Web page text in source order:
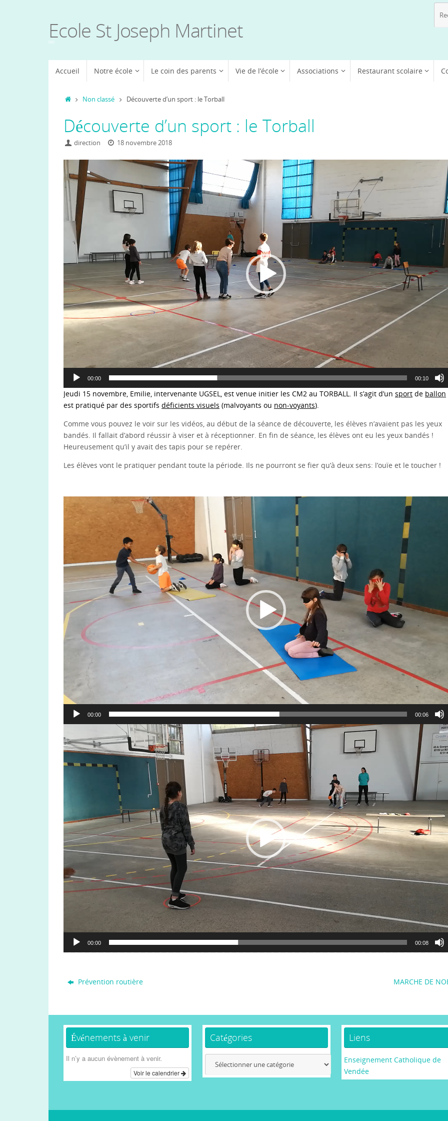
Ecole St Joseph Martinet
auAccueil Notre école Le coin des parents Vie de l’école Associations Restaurant scolaire
AccueilNon classé Découverte d’un sport : le Torball
Découverte d’un sport : le Torball
direction 18 novembre 2018
Lecteur
vidéo
00:00 00:10
Jeudi 15 novembre, Emilie, intervenante UGSEL, est venue initier les CM2 au TORBALL. Il s’agit d’un sport de ballon
est pratiqué par des sportifs déficients visuels (malvoyants ou non-voyants).
Comme vous pouvez le voir sur les vidéos, au début de la séance de découverte, les élèves n’avaient pas les yeux
bandés. Il fallait d’abord réussir à viser et à réceptionner. En fin de séance, les élèves ont eu les yeux bandés !
Heureusement qu’il y avait des tapis pour se repérer.
Les élèves vont le pratiquer pendant toute la période. Ils ne pourront se fier qu’à deux sens: l’ouïe et le toucher !
Lecteur
vidéo
00:00 00:06
vidéo
00:00 00:08
Prévention routière MARCHE DE
Événements à venir
Il n’y a aucun évènement à venir.
Voir le calendrier
Catégories Liens
Enseignement Catholique de
Vendée